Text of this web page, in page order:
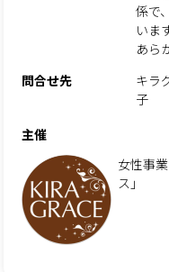
係で
いま
あら
問合せ先
キラ
子
主催
女性事
ス」